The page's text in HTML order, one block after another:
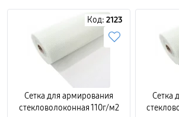
Код: 2123
Сетка для армирования
стекловолоконная 110г/м2
Сетка